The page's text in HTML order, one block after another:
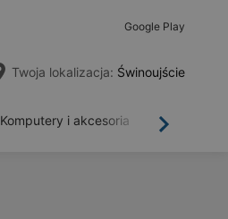
Google Play
Twoja lokalizacja: Świnoujście
Dalej
Komputery i akcesoria